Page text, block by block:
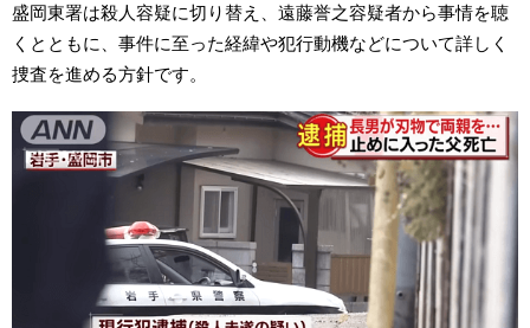
盛岡東署は殺人容疑に切り替え、遠藤誉之容疑者から事情を聴
くとともに、事件に至った経緯や犯行動機などについて詳しく
捜査を進める方針です。